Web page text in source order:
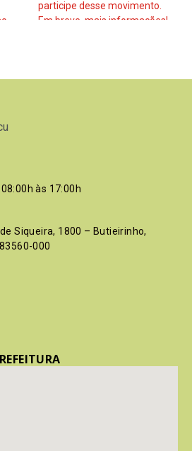
às 17:00h
Siqueira, 1800 – Butieirinho,
000